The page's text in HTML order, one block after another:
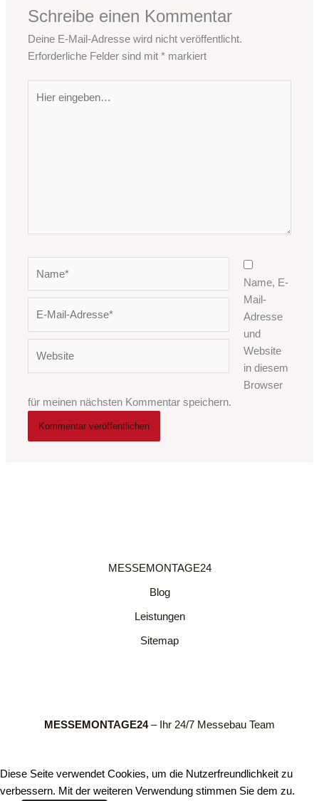
Schreibe einen Kommentar
Deine E-Mail-Adresse wird nicht veröffentlicht.
Erforderliche Felder sind mit* markiert
eingeben…
Adresse*
Name, E-
Mail-
Adresse
und
Website
in diesem
Browser
für meinen nächsten Kommentar speichern.
MESSEMONTAGE24
Blog
Leistungen
Sitemap
MESSEMONTAGE24– Ihr 24/7 Messebau Team
Diese Seite verwendet Cookies, um die Nutzerfreundlichkeit zu
verbessern. Mit der weiteren Verwendung stimmen Sie dem zu.